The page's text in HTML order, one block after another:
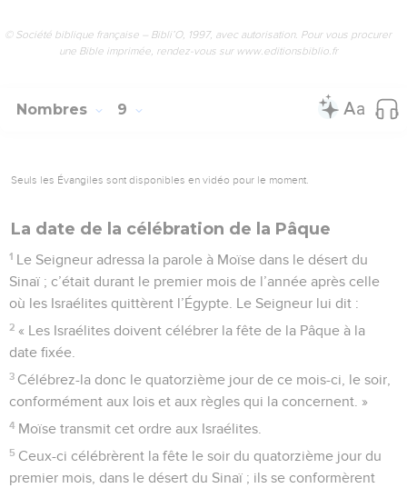
© Société biblique française – Bibli’O, 1997, avec autorisation. Pour vous procurer
une Bible imprimée, rendez-vous sur www.editionsbiblio.fr
Nombres 9
Seuls les Évangiles sont disponibles en vidéo pour le moment.
La date de la célébration de la Pâque
1 Le Seigneur adressa la parole à Moïse dans le désert du
Sinaï ; c’était durant le premier mois de l’année après celle
où les Israélites quittèrent l’Égypte. Le Seigneur lui dit :
2 « Les Israélites doivent célébrer la fête de la Pâque à la
date fixée.
3 Célébrez-la donc le quatorzième jour de ce mois-ci, le soir,
conformément aux lois et aux règles qui la concernent. »
4 Moïse transmit cet ordre aux Israélites.
5 Ceux-ci célébrèrent la fête le soir du quatorzième jour du
premier mois, dans le désert du Sinaï ; ils se conformèrent